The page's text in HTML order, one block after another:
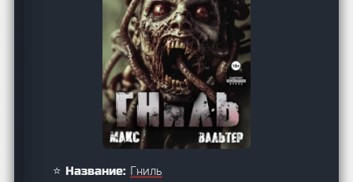
⭐ Название: Гниль